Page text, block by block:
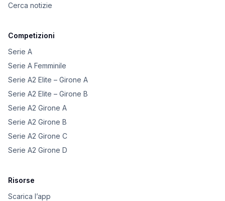
Cerca notizie
Competizioni
Serie A
Serie A Femminile
Serie A2 Elite – Girone A
Serie A2 Elite – Girone B
Serie A2 Girone A
Serie A2 Girone B
Serie A2 Girone C
Serie A2 Girone D
Risorse
Scarica l’app